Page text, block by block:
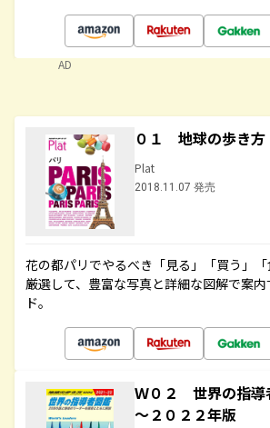
AD
０１ 地球の歩き
Plat
2018.11.07 発売
花の都パリでやるべき「見る」「買う」
厳選して、豊富な写真と詳細な図解で案
ド。
Ｗ０２ 世界の指
～２０２２年版